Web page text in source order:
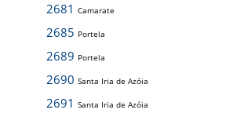
2681 Camarate
2685 Portela
2689 Portela
2690 Santa Iria de Azóia
2691 Santa Iria de Azóia